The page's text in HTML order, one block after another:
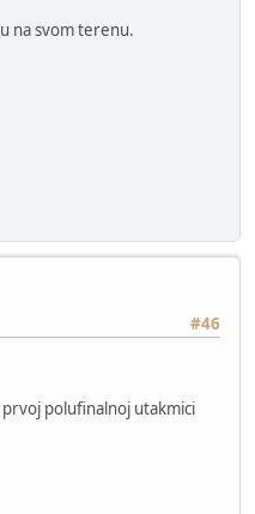
na svom terenu.
#46
polufinalnoj utakmici